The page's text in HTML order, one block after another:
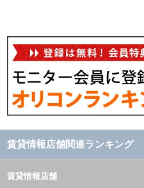
賃貸情報店舗関連ランキング
賃貸情報店舗